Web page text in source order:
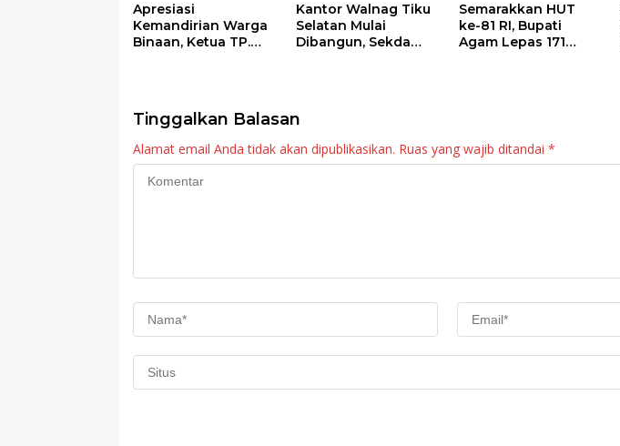
Apresiasi
Kemandirian Warga
Binaan, Ketua TP.
Maninjau
Kantor Walnag Tiku
Selatan Mulai
Dibangun, Sekda
Semarakkan HUT
ke-81 RI, Bupati
Agam Lepas 171
Tinggalkan Balasan
Alamat email Anda tidak akan dipublikasikan. Ruas yang wajib ditandai *